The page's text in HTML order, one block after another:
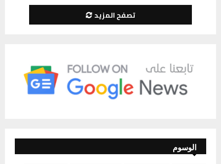
تصفح المزيد
الوسوم